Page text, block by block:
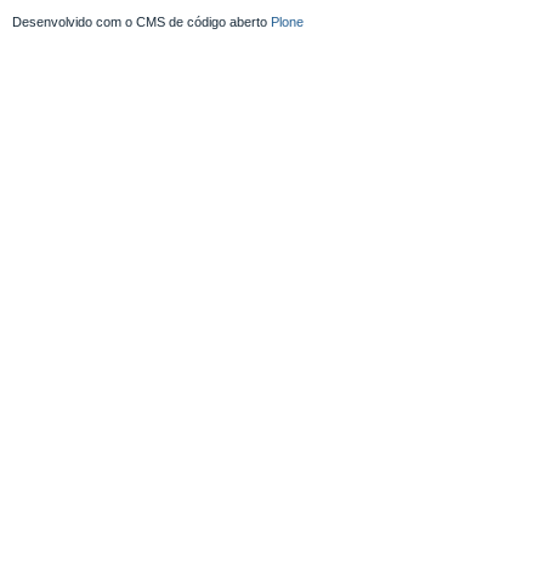
Desenvolvido com o CMS de código aberto Plone